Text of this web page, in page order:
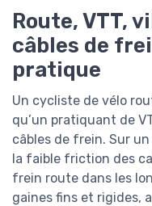
Route, VTT,
câbles de
pratique
Un cycliste de vélo
qu’un pratiquant de
câbles de frein. Sur
la faible friction des
frein route dans les
gaines fins et rigides,